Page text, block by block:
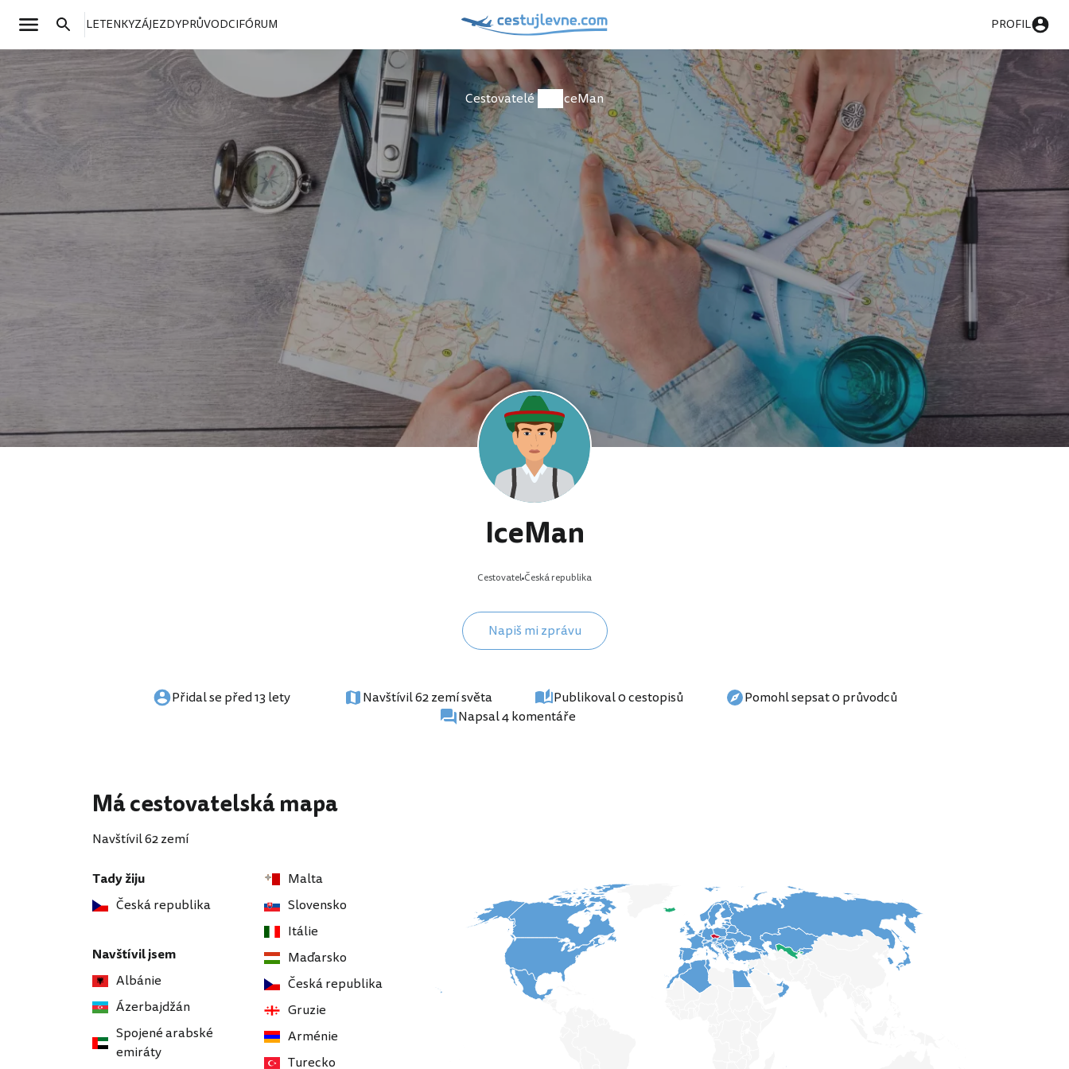
LETENKYZÁJEZDYPRŮVODCIFÓRUM PROFIL
Cestovatelé IceMan
IceMan
Cestovatel Česká republika
Napiš mi zprávu
Přidal se před 13 lety Navštívil 62 zemí světa Publikoval 0 cestopisů
Pomohl sepsat 0 průvodců
Napsal 4 komentáře
Má cestovatelská mapa
Navštívil 62 zemí
Tady žiju
Česká republika
Navštívil jsem
Albánie
Ázerbajdžán
Spojené arabské
emiráty
Malta
Slovensko
Itálie
Maďarsko
Česká republika
Gruzie
Arménie
Turecko